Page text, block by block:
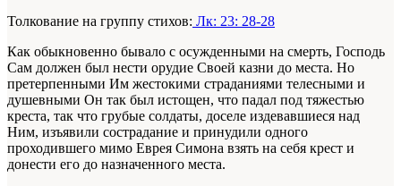
Толкование на группу стихов: Лк: 23: 28-28
Как обыкновенно бывало с осужденными на смерть, Господь
Сам должен был нести орудие Своей казни до места. Но
претерпенными Им жестокими страданиями телесными и
душевными Он так был истощен, что падал под тяжестью
креста, так что грубые солдаты, доселе издевавшиеся над
Ним, изъявили сострадание и принудили одного
проходившего мимо Еврея Симона взять на себя крест и
донести его до назначенного места.